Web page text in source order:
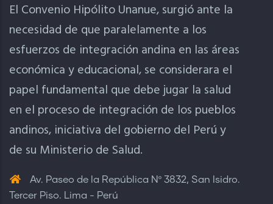
El Convenio Hipólito Unanue, surgió ante la
necesidad de que paralelamente a los
esfuerzos de integración andina en las áreas
económica y educacional, se considerara el
papel fundamental que debe jugar la salud
en el proceso de integración de los pueblos
andinos, iniciativa del gobierno del Perú y
de su Ministerio de Salud.
Av. Paseo de la República Nº 3832, San Isidro.
Tercer Piso. Lima - Perú